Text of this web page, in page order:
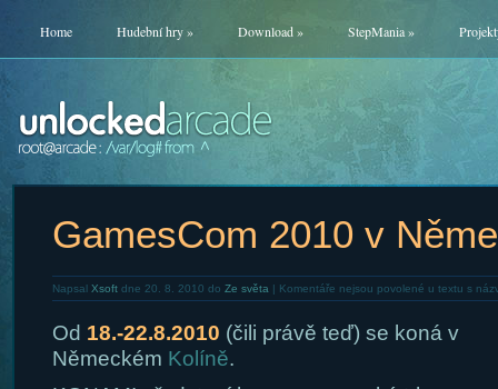
Home Hudební hry» Download» StepMania»
GamesCom 2010 v
Napsal Xsoftdne 20. 8. 2010 do Ze světa | Komentáře nejsou povolené u textu s
Od 18.-22.8.2010 (čili právě teď) se koná v
Německém Kolíně.